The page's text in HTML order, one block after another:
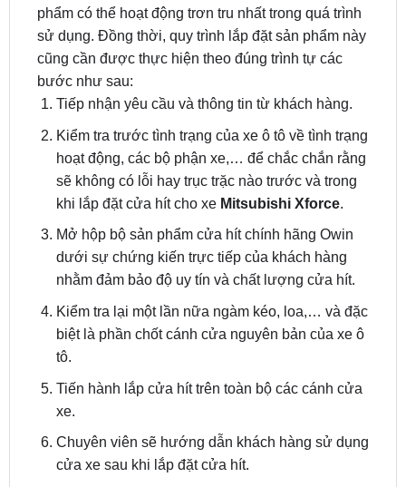
phẩm có thể hoạt động trơn tru nhất trong quá trình
sử dụng. Đồng thời, quy trình lắp đặt sản phẩm này
cũng cần được thực hiện theo đúng trình tự các
bước như sau:
Tiếp nhận yêu cầu và thông tin từ khách hàng.
Kiểm tra trước tình trạng của xe ô tô về tình trạng
hoạt động, các bộ phận xe,… để chắc chắn rằng
sẽ không có lỗi hay trục trặc nào trước và trong
khi lắp đặt cửa hít cho xeMitsubishi Xforce.
Mở hộp bộ sản phẩm cửa hít chính hãng Owin
dưới sự chứng kiến trực tiếp của khách hàng
nhằm đảm bảo độ uy tín và chất lượng cửa hít.
Kiểm tra lại một lần nữa ngàm kéo, loa,… và đặc
biệt là phần chốt cánh cửa nguyên bản của xe ô
tô.
Tiến hành lắp cửa hít trên toàn bộ các cánh cửa
xe.
Chuyên viên sẽ hướng dẫn khách hàng sử dụng
cửa xe sau khi lắp đặt cửa hít.